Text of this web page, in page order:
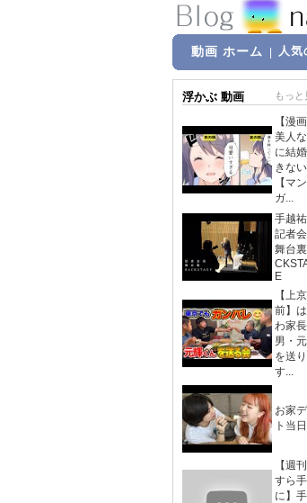
動画 ホーム 人気
浮かぶ 動画 もっと
【漫画
美人
に結
きな
【マン
ガ...
手越
記者
舞台
E
【上
前】
わ家長
男・
を送
す...
お家
ト当
【週
すら
に】